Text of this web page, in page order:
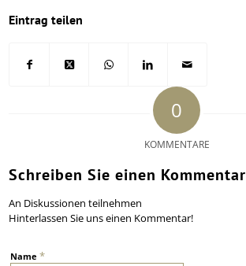
Eintrag teilen
0
KOMMENTARE
Schreiben Sie einen Kommentar
An Diskussionen teilnehmen
Hinterlassen Sie uns einen Kommentar!
Name*